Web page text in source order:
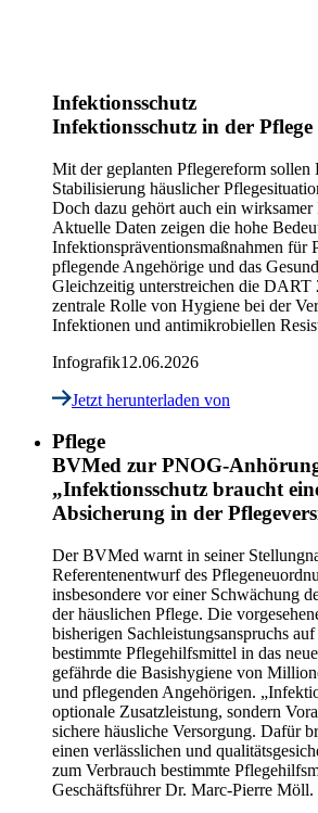
Infektionsschutz
Infektionsschutz in der Pflege
Mit der geplanten Pflegereform sollen
Stabilisierung häuslicher
Doch dazu gehört auch ein wirksamer
Aktuelle Daten zeigen die hohe
Infektionspräventionsmaßnahmen für
pflegende Angehörige und das
Gleichzeitig unterstreichen die
zentrale Rolle von Hygiene bei der
Infektionen und antimikrobiellen
Infografik12.06.2026
Jetzt herunterladen von
Pflege
BVMed zur PNOG-
„Infektionsschutz braucht
Absicherung in der
Der BVMed warnt in seiner
Referentenentwurf des
insbesondere vor einer Schwächung
der häuslichen Pflege. Die
bisherigen Sachleistungsanspruchs
bestimmte Pflegehilfsmittel in das
gefährde die Basishygiene von
und pflegenden Angehörigen.
optionale Zusatzleistung, sondern
sichere häusliche Versorgung. Dafür
einen verlässlichen und
zum Verbrauch bestimmte
Geschäftsführer Dr. Marc-Pierre Möll.